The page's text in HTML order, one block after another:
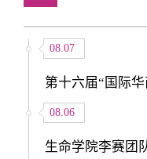
08.07
第十六届“国际
08.06
生命学院李赛团